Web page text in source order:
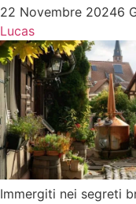
22 Novembre 20246
Lucas
Immergiti nei segreti